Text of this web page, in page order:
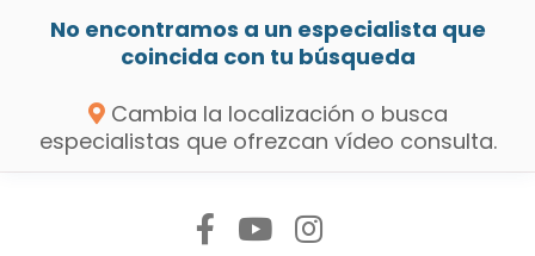
No encontramos a un especialista que
coincida con tu búsqueda
Cambia la localización o busca
especialistas que ofrezcan vídeo consulta.